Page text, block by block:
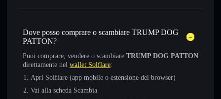
Dove posso comprare o scambiare TRUMP DOG
PATTON?
Puoi comprare, vendere o scambiare TRUMP DOG PATTON
direttamente nel wallet Solflare:
Apri Solflare (app mobile o estensione del browser)
Vai alla scheda Scambia